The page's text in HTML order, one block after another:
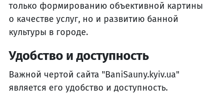
только формированию объективной картины
о качестве услуг, но и развитию банной
культуры в городе.
Удобство и доступность
Важной чертой сайта "BaniSauny.kyiv.ua"
является его удобство и доступность.